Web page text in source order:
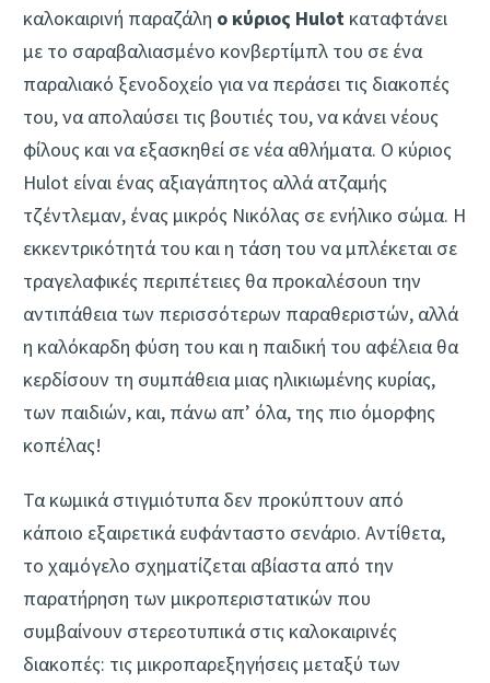
καλοκαιρινή παραζάλη ο κύριος Hulot καταφτάνει
με το σαραβαλιασμένο κονβερτίμπλ του σε ένα
παραλιακό ξενοδοχείο για να περάσει τις διακοπές
του, να απολαύσει τις βουτιές του, να κάνει νέους
φίλους και να εξασκηθεί σε νέα αθλήματα. Ο κύριος
Hulot είναι ένας αξιαγάπητος αλλά ατζαμής
τζέντλεμαν, ένας μικρός Νικόλας σε ενήλικο σώμα. Η
εκκεντρικότητά του και η τάση του να μπλέκεται σε
τραγελαφικές περιπέτειες θα προκαλέσoυn την
αντιπάθεια των περισσότερων παραθεριστών, αλλά
η καλόκαρδη φύση του και η παιδική του αφέλεια θα
κερδίσουν τη συμπάθεια μιας ηλικιωμένης κυρίας,
των παιδιών, και, πάνω απ’ όλα, της πιο όμορφης
κοπέλας!
Τα κωμικά στιγμιότυπα δεν προκύπτουν από
κάποιο εξαιρετικά ευφάνταστο σενάριο. Αντίθετα,
το χαμόγελο σχηματίζεται αβίαστα από την
παρατήρηση των μικροπεριστατικών που
συμβαίνουν στερεοτυπικά στις καλοκαιρινές
διακοπές: τις μικροπαρεξηγήσεις μεταξύ των